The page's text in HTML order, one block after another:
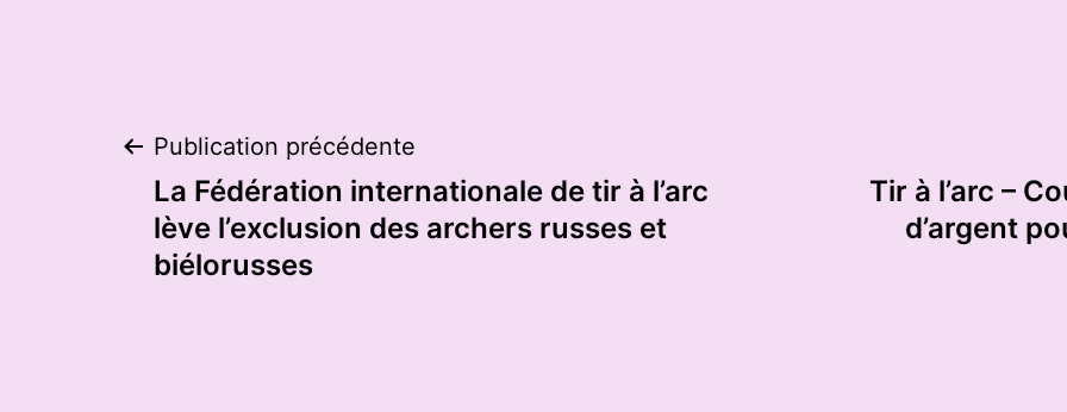
Navigation
de
Publication précédente
La Fédération internationale de tir à l’arc
lève l’exclusion des archers russes et
biélorusses
Tir à l’arc –
d’argent